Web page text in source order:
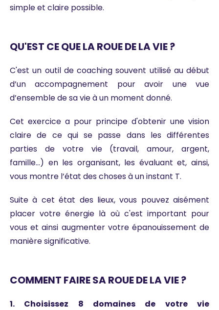
simple et claire possible.
QU'EST CE QUE LA ROUE DE LA VIE ?
C'est un outil de coaching souvent utilisé au début
d’un accompagnement pour avoir une vue
d’ensemble de sa vie à un moment donné.
Cet exercice a pour principe d'obtenir une vision
claire de ce qui se passe dans les différentes
parties de votre vie (travail, amour, argent,
famille…) en les organisant, les évaluant et, ainsi,
vous montre l’état des choses à un instant T.
Suite à cet état des lieux, vous pouvez aisément
placer votre énergie là où c'est important pour
vous et ainsi augmenter votre épanouissement de
manière significative.
COMMENT FAIRE SA ROUE DE LA VIE ?
1. Choisissez 8 domaines de votre vie